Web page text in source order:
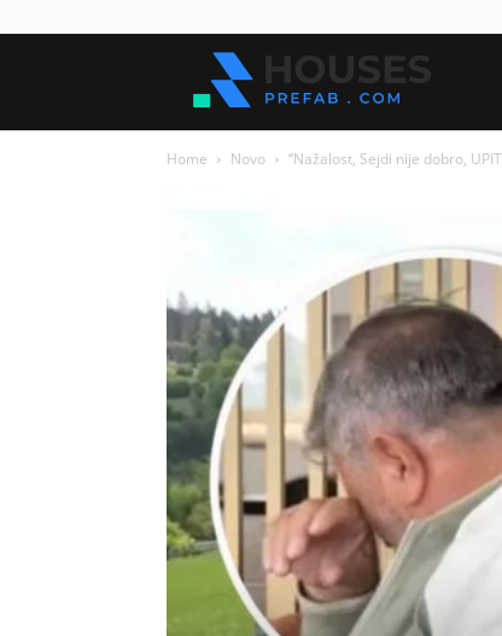
Home Novo “Nažalost, Sejdi nije dobro,